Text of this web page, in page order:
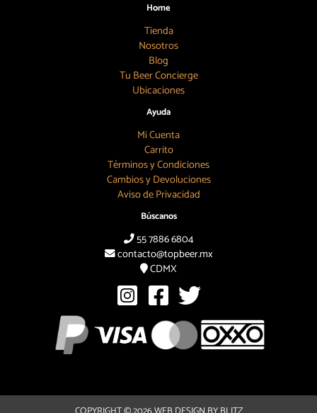
Home
Tienda
Nosotros
Blog
Tu Beer Concierge
Ubicaciones
Ayuda
Mi Cuenta
Carrito
Términos y Condiciones
Cambios y Devoluciones
Aviso de Privacidad
Búscanos
55 7886 6804
contacto@topbeer.mx
CDMX